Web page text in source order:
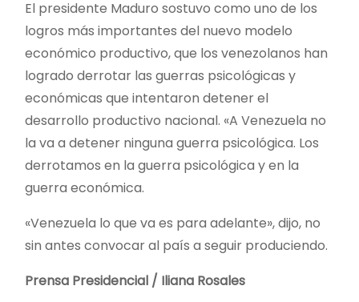
El presidente Maduro sostuvo como uno de los
logros más importantes del nuevo modelo
económico productivo, que los venezolanos han
logrado derrotar las guerras psicológicas y
económicas que intentaron detener el
desarrollo productivo nacional. «A Venezuela no
la va a detener ninguna guerra psicológica. Los
derrotamos en la guerra psicológica y en la
guerra económica.
«Venezuela lo que va es para adelante», dijo, no
sin antes convocar al país a seguir produciendo.
Prensa Presidencial / Iliana Rosales